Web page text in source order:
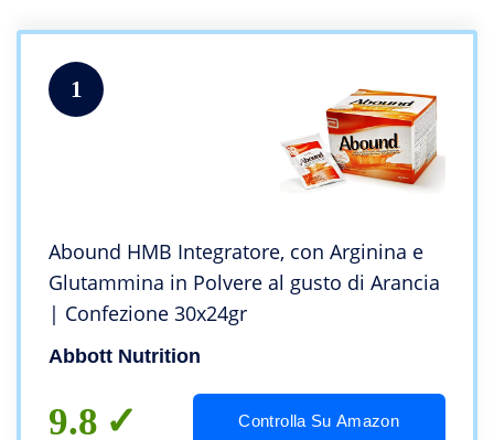
1
Abound HMB Integratore, con Arginina e
Glutammina in Polvere al gusto di Arancia
| Confezione 30x24gr
Abbott Nutrition
9.8 Controlla Su Amazon